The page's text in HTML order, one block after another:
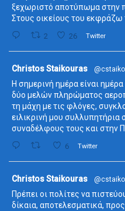
ξεχωριστό αποτύπωμα στην
Στους οικείους του εκφράζω
2 26 Twitter
Christos Staikouras
Η σημερινή ημέρα είναι
δύο μελών πληρώματος
τη μάχη με τις φλόγες,
ειλικρινή μου συλλυπητήρια
συναδέλφους τους και στην
6 Twitter
Christos Staikouras
Πρέπει οι πολίτες να
δίκαια, αποτελεσματικά,